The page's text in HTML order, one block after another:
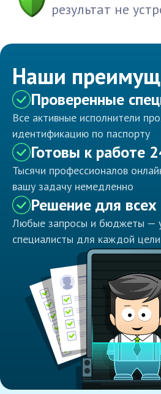
результат не
Наши
Проверенные
Все активные исполнители
идентификацию по паспорту
Готовы к работе
Тысячи профессионалов
вашу задачу немедленно
Решение для всех
Любые запросы и бюджеты —
специалисты для каждой цели